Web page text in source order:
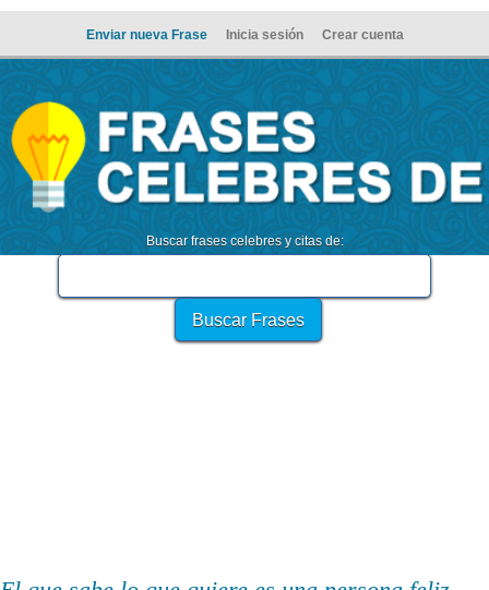
Enviar nueva Frase Inicia sesión Crear cuenta
Buscar frases celebres y citas de: